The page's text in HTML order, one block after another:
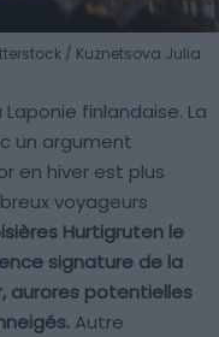
/ Kuznetsova Julia
finlandaise. La
un argument
en hiver est plus
voyageurs
Hurtigruten le
signature de la
aurores potentielles
Autre